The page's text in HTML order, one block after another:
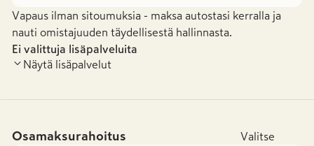
Vapaus ilman sitoumuksia - maksa autostasi kerralla ja
nauti omistajuuden täydellisestä hallinnasta.
Ei valittuja lisäpalveluita
Näytä lisäpalvelut
Osamaksurahoitus Valitse